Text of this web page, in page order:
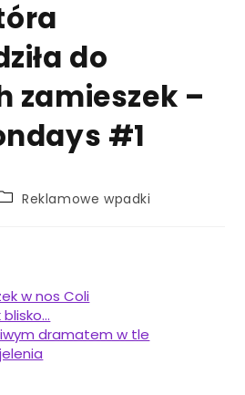
do
zamieszek –
#1
Reklamowe wpadki
w nos Coli
blisko…
dramatem w tle